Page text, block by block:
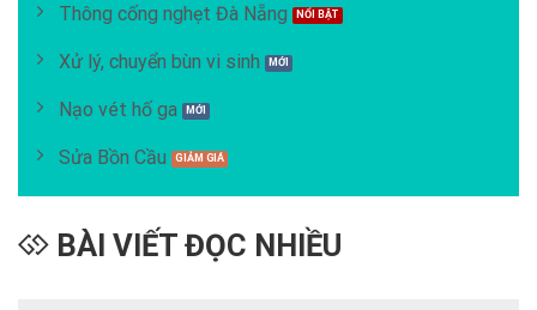
Thông cống nghẹt Đà Nẵng
Xử lý, chuyển bùn vi sinh
Nạo vét hố ga
Sửa Bồn Cầu
BÀI VIẾT ĐỌC NHIỀU